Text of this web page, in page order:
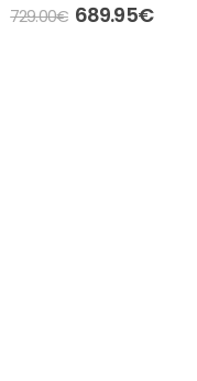
out of 5
729.00€ 689.95€